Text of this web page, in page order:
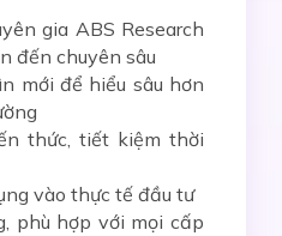
gia ABS Research
đến chuyên sâu
mới để hiểu sâu hơn
thức, tiết kiệm thời
vào thực tế đầu tư
phù hợp với mọi cấp